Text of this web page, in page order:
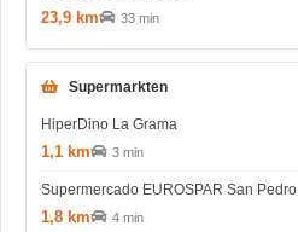
23,9 km 33 min
Supermarkten
HiperDino La Grama
1,1 km 3 min
Supermercado EUROSPAR San Pedro
1,8 km 4 min